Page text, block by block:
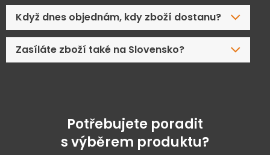
Když dnes objednám, kdy zboží dostanu?
Zasíláte zboží také na Slovensko?
Potřebujete poradit
s výběrem produktu?